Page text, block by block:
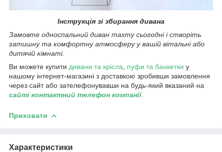
Інструкція зі збирання дивана
Замовте односпальний диван тахтусьогодні і створіть
затишну та комфортну атмосферу у вашій вітальні або
дитячій кімнаті.
Ви можете купити дивани та крісла пуфи та банкетки у
нашому інтернет-магазині з доставкою зробивши замовлення
через сайт або зателефонувавши на будь-який вказаний на
сайті контактний телефон компанії.
Приховати
Характеристики